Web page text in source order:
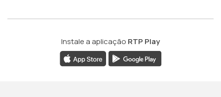
Instale a aplicação RTP Play